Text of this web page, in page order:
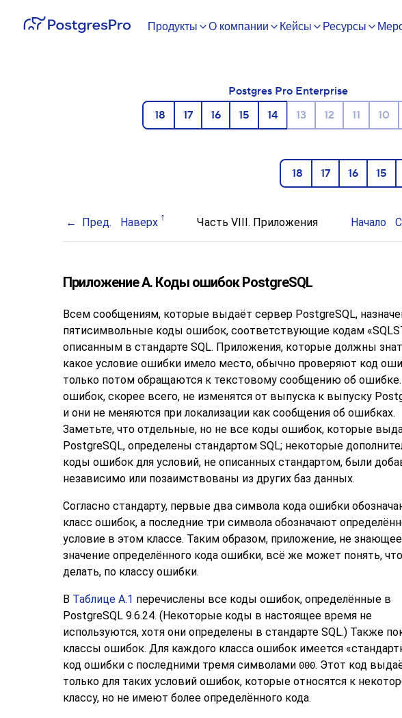
Продукты О компании Кейсы Ресурсы
Postgres Pro Enterprise
18
17 16 15 14 13 12 11 10
18
17 16 15
Пред. Наверх Часть VIII. Приложения Начало
Приложение A. Коды ошибокPostgreSQL
Всем сообщениям, которые выдаёт сервер PostgreSQL,
пятисимвольные коды ошибок, соответствующие кодам «
описанным в стандарте SQL. Приложения, которые должны
какое условие ошибки имело место, обычно проверяют код
только потом обращаются к текстовому сообщению об
ошибок, скорее всего, не изменятся от выпуска к выпуску
и они не меняются при локализации как сообщения об ошибках.
Заметьте, что отдельные, но не все коды ошибок, которые
PostgreSQL, определены стандартом SQL; некоторые
коды ошибок для условий, не описанных стандартом, были
независимо или позаимствованы из других баз данных.
Согласно стандарту, первые два символа кода ошибки
класс ошибок, а последние три символа обозначают
условие в этом классе. Таким образом, приложение, не знающее
значение определённого кода ошибки, всё же может понять, что
делать, по классу ошибки.
В Таблице A.1 перечислены все коды ошибок, определённые в
PostgreSQL 9.6.24. (Некоторые коды в настоящее время не
используются, хотя они определены в стандарте SQL.) Также
классы ошибок. Для каждого класса ошибок имеется «
код ошибки с последними тремя символами 000. Этот код
только для таких условий ошибок, которые относятся к
классу, но не имеют более определённого кода.